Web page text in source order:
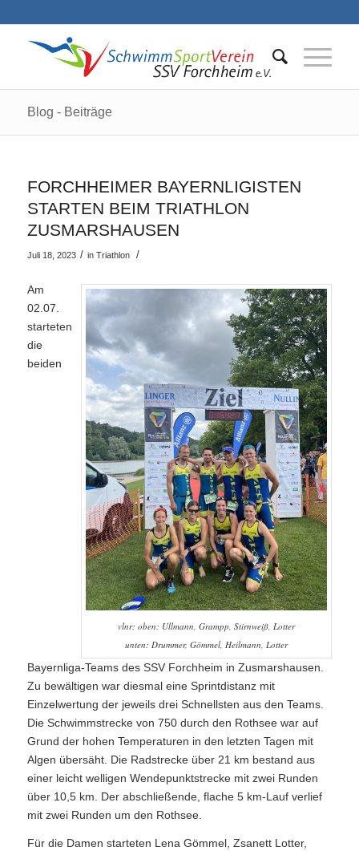
Blog - Beiträge
FORCHHEIMER BAYERNLIGISTEN
STARTEN BEIM TRIATHLON
ZUSMARSHAUSEN
Juli 18, 2023 / in Triathlon /
vlnr: oben: Ullmann, Grampp, Stirnweiß, Lotter
unten: Drummer, Gömmel, Heilmann, Lotter
Am
02.07.
starteten
die
beiden
Bayernliga-Teams des SSV Forchheim in Zusmarshausen.
Zu bewältigen war diesmal eine Sprintdistanz mit
Einzelwertung der jeweils drei Schnellsten aus den Teams.
Die Schwimmstrecke von 750 durch den Rothsee war auf
Grund der hohen Temperaturen in den letzten Tagen mit
Algen übersäht. Die Radstrecke über 21 km bestand aus
einer leicht welligen Wendepunktstrecke mit zwei Runden
über 10,5 km. Der abschließende, flache 5 km-Lauf verlief
mit zwei Runden um den Rothsee.
Für die Damen starteten Lena Gömmel, Zsanett Lotter,